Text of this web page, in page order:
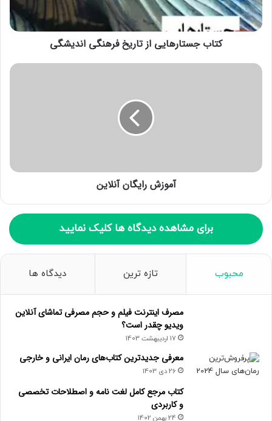
ا
و
ا
ک
کتاب جستارهایی از تاریخ فرهنگی اندیشگی
آموزش رایگان آنلاین
برای مشاهده دیدگاه ها کلیک نمایید
محبوب تازه ترین دیدگاه ها
مصرف اینترنت فیلم و حجم مصرفی تماشای آنلاین
ویدیو چقدر است؟
17 اردیبهشت 1403
معرفی جدیدترین کتاب‌های رمان ایرانی و خارجی
26 دی 1403
کتاب مرجع کامل لغت نامه و اصطلاحات تخصصی
و کاربردی
24 بهمن 1402